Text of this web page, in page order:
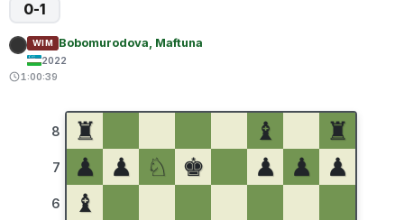
0-1
WIM Bobomurodova, Maftuna
2022
1:00:39
8
7
6
♜ ♝
♜
♟
♟ ♘ ♚ ♟ ♟
♟
♝